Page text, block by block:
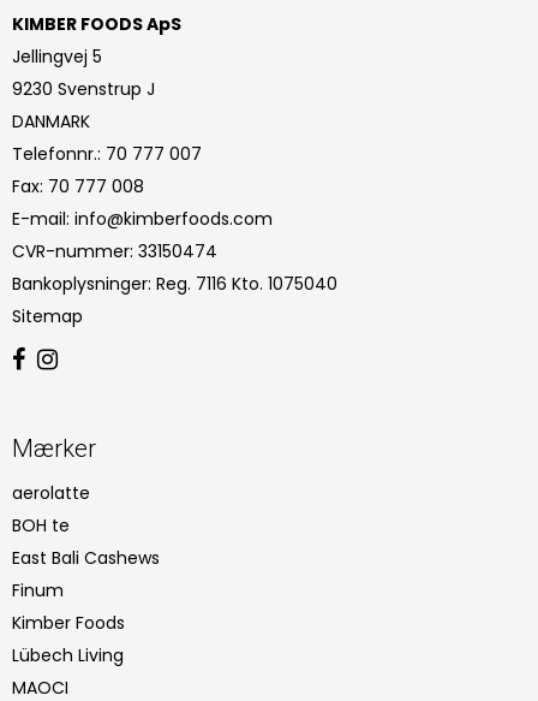
KIMBER FOODS ApS
Jellingvej 5
9230 Svenstrup J
DANMARK
Telefonnr.: 70 777 007
Fax: 70 777 008
E-mail: info@kimberfoods.com
CVR-nummer: 33150474
Bankoplysninger: Reg. 7116 Kto. 1075040
Sitemap
Mærker
aerolatte
BOH te
East Bali Cashews
Finum
Kimber Foods
Lübech Living
MAOCI